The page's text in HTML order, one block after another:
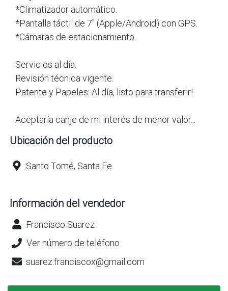
*Climatizador automático.
*Pantalla táctil de 7" (Apple/Android) con GPS.
*Cámaras de estacionamiento.
Servicios al día.
Revisión técnica vigente.
Patente y Papeles: Al día, listo para transferir!
Aceptaría canje de mi interés de menor valor...
Ubicación del producto
Santo Tomé, Santa Fe
Información del vendedor
Francisco Suarez
Ver número de teléfono
suarez.franciscox@gmail.com